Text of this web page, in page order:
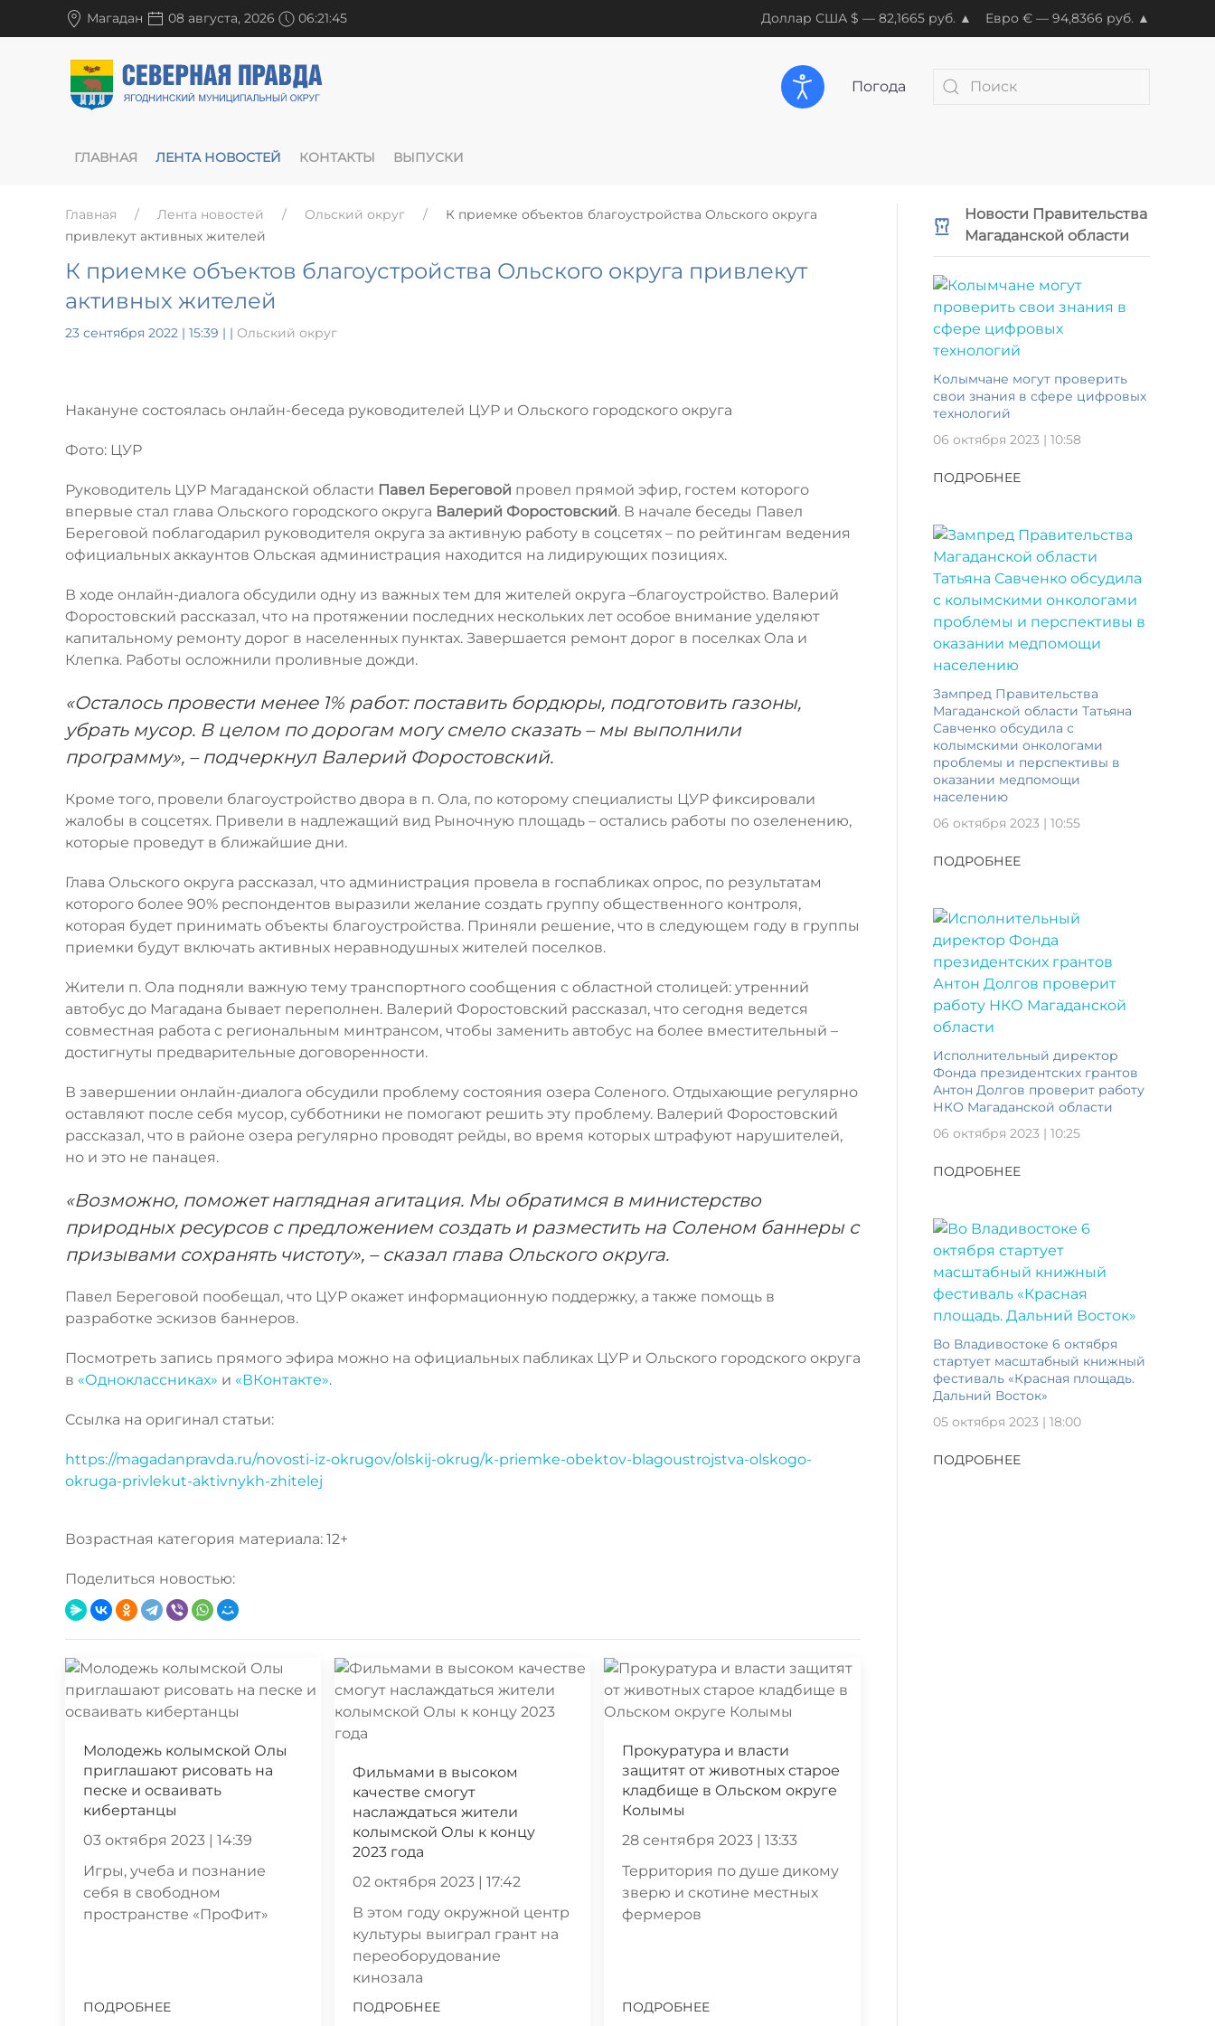
Магадан 08 августа, 2026 06:21:46 Доллар США $ — 82,1665 руб. ▲ Евро € — 94,8366 руб. ▲
Погода
ГЛАВНАЯ ЛЕНТА НОВОСТЕЙ КОНТАКТЫ ВЫПУСКИ
Главная Лента новостей Ольский округ
К приемке объектов благоустройства Ольского округа
привлекут активных жителей
К приемке объектов благоустройства Ольского округа привлекут
активных жителей
23 сентября 2022 | 15:39 | | Ольский округ
Накануне состоялась онлайн-беседа руководителей ЦУР и Ольского городского округа
Фото: ЦУР
Руководитель ЦУР Магаданской области Павел Береговой провел прямой эфир, гостем которого
впервые стал глава Ольского городского округа Валерий Форостовский. В начале беседы Павел
Береговой поблагодарил руководителя округа за активную работу в соцсетях – по рейтингам ведения
официальных аккаунтов Ольская администрация находится на лидирующих позициях.
В ходе онлайн-диалога обсудили одну из важных тем для жителей округа –благоустройство. Валерий
Форостовский рассказал, что на протяжении последних нескольких лет особое внимание уделяют
капитальному ремонту дорог в населенных пунктах. Завершается ремонт дорог в поселках Ола и
Клепка. Работы осложнили проливные дожди.
«Осталось провести менее 1% работ: поставить бордюры, подготовить газоны,
убрать мусор. В целом по дорогам могу смело сказать – мы выполнили
программу», – подчеркнул Валерий Форостовский.
Кроме того, провели благоустройство двора в п. Ола, по которому специалисты ЦУР фиксировали
жалобы в соцсетях. Привели в надлежащий вид Рыночную площадь – остались работы по озеленению,
которые проведут в ближайшие дни.
Глава Ольского округа рассказал, что администрация провела в госпабликах опрос, по результатам
которого более 90% респондентов выразили желание создать группу общественного контроля,
которая будет принимать объекты благоустройства. Приняли решение, что в следующем году в группы
приемки будут включать активных неравнодушных жителей поселков.
Жители п. Ола подняли важную тему транспортного сообщения с областной столицей: утренний
автобус до Магадана бывает переполнен. Валерий Форостовский рассказал, что сегодня ведется
совместная работа с региональным минтрансом, чтобы заменить автобус на более вместительный –
достигнуты предварительные договоренности.
В завершении онлайн-диалога обсудили проблему состояния озера Соленого. Отдыхающие регулярно
оставляют после себя мусор, субботники не помогают решить эту проблему. Валерий Форостовский
рассказал, что в районе озера регулярно проводят рейды, во время которых штрафуют нарушителей,
но и это не панацея.
«Возможно, поможет наглядная агитация. Мы обратимся в министерство
природных ресурсов с предложением создать и разместить на Соленом баннеры с
призывами сохранять чистоту», – сказал глава Ольского округа.
Павел Береговой пообещал, что ЦУР окажет информационную поддержку, а также помощь в
разработке эскизов баннеров.
Посмотреть запись прямого эфира можно на официальных пабликах ЦУР и Ольского городского округа
в «Одноклассниках» и «ВКонтакте».
Ссылка на оригинал статьи:
https://magadanpravda.ru/novosti-iz-okrugov/olskij-okrug/k-priemke-obektov-blagoustrojstva-olskogo-
okruga-privlekut-aktivnykh-zhitelej
Возрастная категория материала: 12+
Поделиться новостью:
Молодежь колымской Олы
приглашают рисовать на
песке и осваивать
кибертанцы
03 октября 2023 | 14:39
Игры, учеба и познание
себя в свободном
пространстве «ПроФит»
ПОДРОБНЕЕ
Фильмами в высоком
качестве смогут
наслаждаться жители
колымской Олы к концу
2023 года
02 октября 2023 | 17:42
В этом году окружной центр
культуры выиграл грант на
переоборудование
кинозала
ПОДРОБНЕЕ
Прокуратура и власти
защитят от животных старое
кладбище в Ольском округе
Колымы
28 сентября 2023 | 13:33
Территория по душе дикому
зверю и скотине местных
фермеров
ПОДРОБНЕЕ
Новости Правительства
Магаданской области
Колымчане могут проверить
свои знания в сфере цифровых
технологий
06 октября 2023 | 10:58
ПОДРОБНЕЕ
Зампред Правительства
Магаданской области Татьяна
Савченко обсудила с
колымскими онкологами
проблемы и перспективы в
оказании медпомощи
населению
06 октября 2023 | 10:55
ПОДРОБНЕЕ
Исполнительный директор
Фонда президентских грантов
Антон Долгов проверит работу
НКО Магаданской области
06 октября 2023 | 10:25
ПОДРОБНЕЕ
Во Владивостоке 6 октября
стартует масштабный книжный
фестиваль «Красная площадь.
Дальний Восток»
05 октября 2023 | 18:00
ПОДРОБНЕЕ